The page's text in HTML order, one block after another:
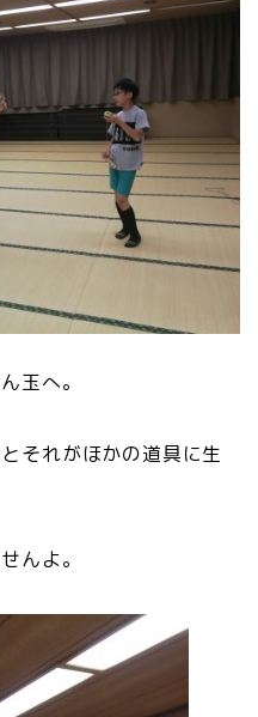
玉へ。
それがほかの道具に生
んよ。